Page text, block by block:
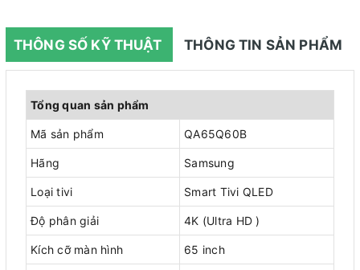
THÔNG SỐ KỸ THUẬT THÔNG TIN SẢN PHẨM
Tổng quan sản phẩm
Mã sản phẩm QA65Q60B
Hãng Samsung
Loại tivi Smart Tivi QLED
Độ phân giải 4K (Ultra HD )
Kích cỡ màn hình 65 inch